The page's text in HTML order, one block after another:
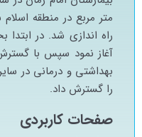
متر مربع در منطقه
راه اندازي شد. در
آغاز نمود سپس با
بهداشتي و درماني در
را گسترش داد.
صفحات کاربردی